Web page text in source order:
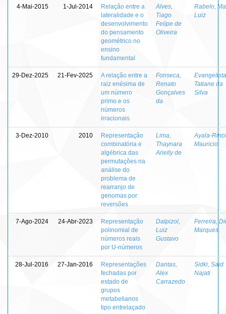
4-Mai-2015 1-Jul-2014
Relação entre a
lateralidade e o
desenvolvimento
do pensamento
geométrico no
ensino
fundamental
Alves,
Tiago
Felipe de
Oliveira
Rabelo,
Luiz
29-Dez-2025 21-Fev-2025
A relação entre a
raiz enésima de
um número
primo e os
números
irracionais
Fonseca,
Renato
Gonçalves
da
Tatiane da
Silva
3-Dez-2010 2010
Representação
combinatória e
algébrica das
permutações na
análise do
problema de
rearranjo de
genomas por
reversões
Lima,
Thaynara
Arielly de
Ayala-
Mauricio
7-Ago-2024 24-Abr-2023
Representação
polinomial de
números reais
por U-números
Dalpizol,
Luiz
Gustavo
Ferreira,
Marques
28-Jul-2016 27-Jan-2016
Representações
fechadas por
estado de
grupos
metabelianos
tipo entrelaçado
Dantas,
Alex
Carrazedo
Sidki, Said
Najati